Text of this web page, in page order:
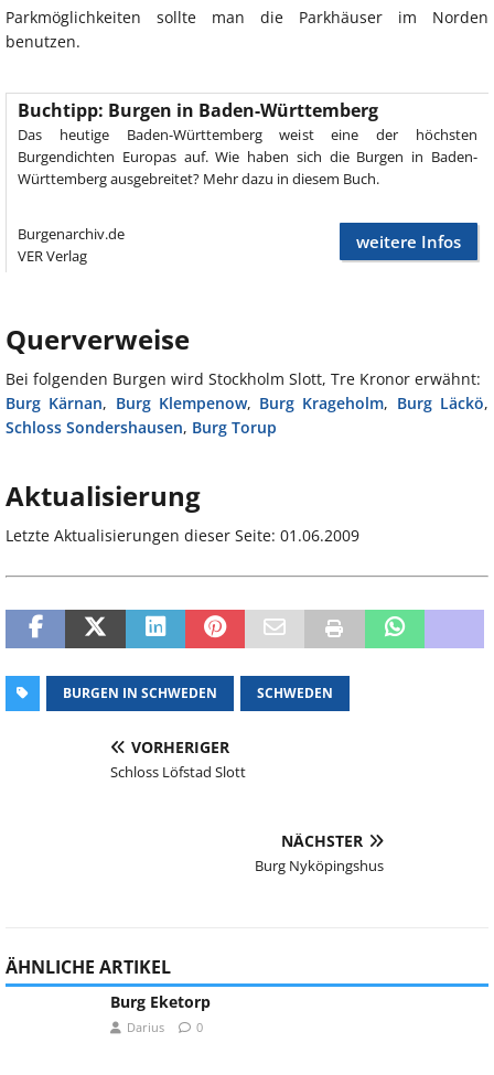
Parkmöglichkeiten sollte man die Parkhäuser im Norden
benutzen.
Buchtipp: Burgen in Baden-Württemberg
Das heutige Baden-Württemberg weist eine der höchsten
Burgendichten Europas auf. Wie haben sich die Burgen in Baden-
Württemberg ausgebreitet? Mehr dazu in diesem Buch.
Burgenarchiv.de
VER Verlag
weitere Infos
Querverweise
Bei folgenden Burgen wird Stockholm Slott, Tre Kronor erwähnt:
Burg Kärnan, Burg Klempenow, Burg Krageholm, Burg Läckö,
Schloss Sondershausen, Burg Torup
Aktualisierung
Letzte Aktualisierungen dieser Seite: 01.06.2009
BURGEN IN SCHWEDEN SCHWEDEN
VORHERIGER
Schloss Löfstad Slott
NÄCHSTER
Burg Nyköpingshus
ÄHNLICHE ARTIKEL
Burg Eketorp
Darius 0